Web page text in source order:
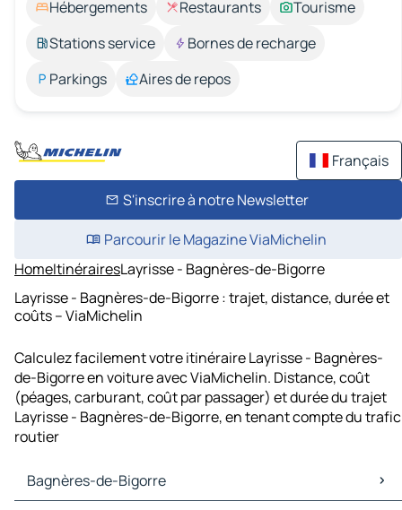
Hébergements Restaurants
Tourisme
Stations service
Bornes de recharge
Parkings
Aires de repos
Français
S'inscrire à notre Newsletter
Parcourir le Magazine ViaMichelin
HomeItinérairesLayrisse - Bagnères-de-Bigorre
Layrisse - Bagnères-de-Bigorre : trajet, distance, durée et
coûts – ViaMichelin
Calculez facilement votre itinéraire Layrisse - Bagnères-
de-Bigorre en voiture avec ViaMichelin. Distance, coût
(péages, carburant, coût par passager) et durée du trajet
Layrisse - Bagnères-de-Bigorre, en tenant compte du trafic
routier
Bagnères-de-Bigorre